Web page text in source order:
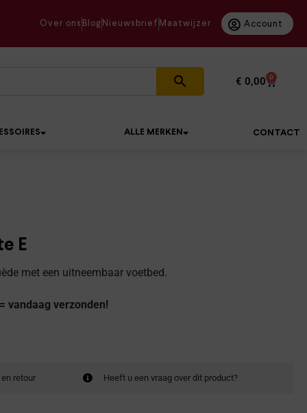
Over ons Blog Nieuwsbrief Maatwijzer Account
€ 0,00 0
ALLE MERKEN CONTACT
E
met een uitneembaar voetbed.
vandaag verzonden!
retour Heeft u een vraag over dit product?